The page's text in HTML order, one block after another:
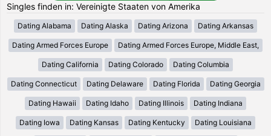
Singles finden in: Vereinigte Staaten von Amerika
Dating Alabama Dating Alaska Dating Arizona Dating Arkansas
Dating Armed Forces Europe Dating Armed Forces Europe, Middle East,
Dating California Dating Colorado Dating Columbia
Dating Connecticut Dating Delaware Dating Florida Dating Georgia
Dating Hawaii Dating Idaho Dating Illinois Dating Indiana
Dating Iowa Dating Kansas Dating Kentucky Dating Louisiana